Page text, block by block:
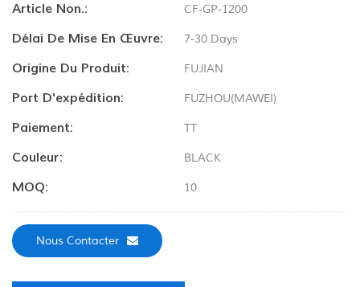
Article Non.: CF-GP-1200
Délai De Mise En Œuvre: 7-30 Days
Origine Du Produit: FUJIAN
Port D'expédition: FUZHOU(MAWEI)
Paiement: TT
Couleur: BLACK
MOQ: 10
Nous Contacter